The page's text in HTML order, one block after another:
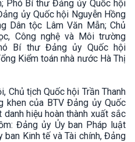
Phó Bí thư Đảng ủy Quốc hội
ủy Quốc hội Nguyễn Hồng
Dân tộc Lâm Văn Mẫn; Chủ
Công nghệ và Môi trường
Bí thư Đảng ủy Quốc hội
Kiểm toán nhà nước Hà Thị
Chủ tịch Quốc hội Trần Thanh
khen của BTV Đảng ủy Quốc
hiệu hoàn thành xuất sắc
Đảng ủy Ủy ban Pháp luật
Kinh tế và Tài chính, Đảng